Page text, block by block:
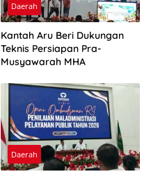
Daerah
Kantah Aru Beri Dukungan
Teknis Persiapan Pra-
Musyawarah MHA
Daerah